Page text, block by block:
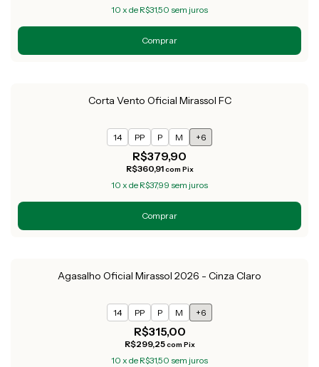
10 x de R$31,50 sem juros
Comprar
Corta Vento Oficial Mirassol FC
14 PP P M +6
R$379,90
R$360,91com Pix
10 x de R$37,99 sem juros
Comprar
Agasalho Oficial Mirassol 2026 - Cinza Claro
14 PP P M +6
R$315,00
R$299,25com Pix
10 x de R$31,50 sem juros